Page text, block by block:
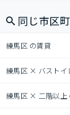
同じ市区
練馬区 の賃貸
練馬区 × バストイ
練馬区 × 二階以上